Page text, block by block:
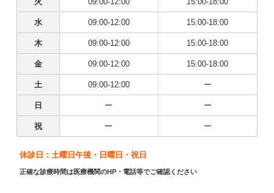
水 09:00-12:00 15:00-18:00
木 09:00-12:00 15:00-18:00
金 09:00-12:00 15:00-18:00
土 09:00-12:00 ー
日 ー ー
祝 ー ー
休診日：土曜日午後・日曜日・祝日
正確な診療時間は医療機関のHP・電話等でご確認ください